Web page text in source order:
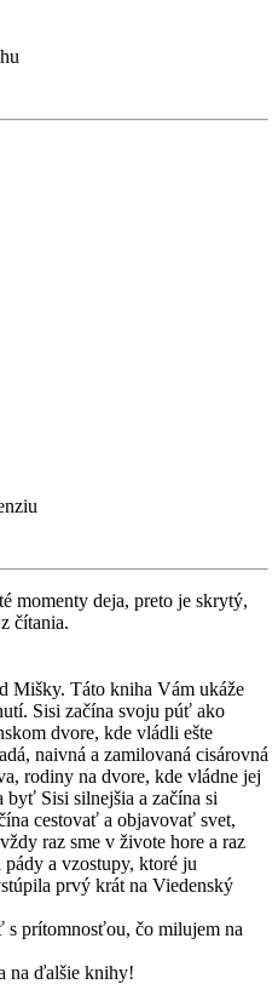
momenty deja, preto je skrytý,
čítania.
Mišky. Táto kniha Vám ukáže
Sisi začína svoju púť ako
dvore, kde vládli ešte
naivná a zamilovaná cisárovná
rodiny na dvore, kde vládne jej
Sisi silnejšia a začína si
cestovať a objavovať svet,
raz sme v živote hore a raz
a vzostupy, ktoré ju
prvý krát na Viedenský
s prítomnosťou, čo milujem na
na ďalšie knihy!